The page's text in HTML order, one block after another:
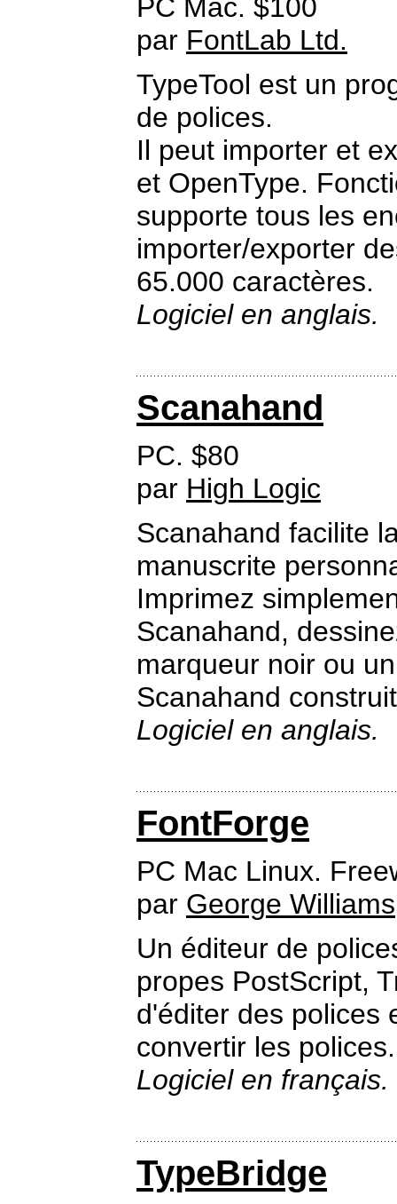
PC Mac. $100
par FontLab Ltd.
TypeTool est un
de polices.
Il peut importer et
et OpenType.
supporte tous les
importer/exporter
65.000 caractères.
Logiciel en anglais.
Scanahand
PC. $80
par High Logic
Scanahand facilite
manuscrite
Imprimez
Scanahand,
marqueur noir ou
Scanahand
Logiciel en anglais.
FontForge
PC Mac Linux.
par George Williams
Un éditeur de
propes PostScript,
d'éditer des polices
convertir les polices.
Logiciel en français.
TypeBridge